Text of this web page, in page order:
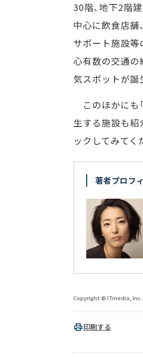
30階、地下2階
中心に飲食店舗
サポート施設等
心有数の交通の
気スポットが誕
このほかにも
生する施設も紹
ックしてみてく
著者プロフ
Copyright © ITmedia, Inc.
印刷する